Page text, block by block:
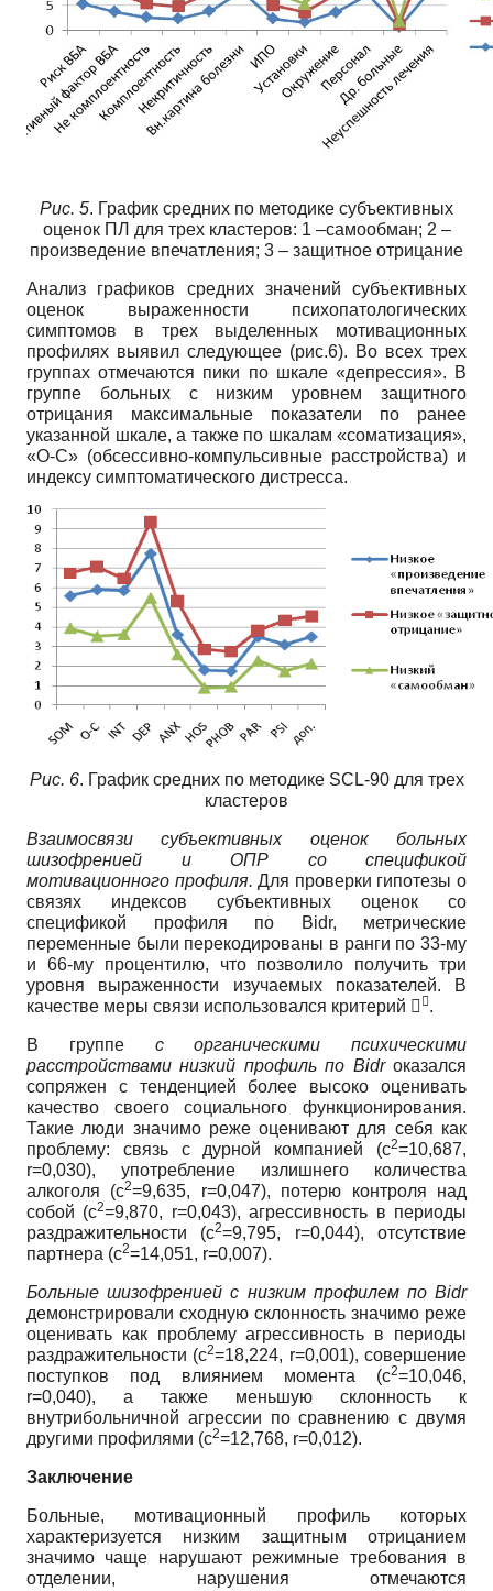
Рис. 5. График средних по методике субъективных
оценок ПЛ для трех кластеров: 1 –самообман; 2 –
произведение впечатления; 3 – защитное отрицание
Анализ графиков средних значений субъективных
оценок выраженности психопатологических
симптомов в трех выделенных мотивационных
профилях выявил следующее (рис.6). Во всех трех
группах отмечаются пики по шкале «депрессия». В
группе больных с низким уровнем защитного
отрицания максимальные показатели по ранее
указанной шкале, а также по шкалам «соматизация»,
«О-С» (обсессивно-компульсивные расстройства) и
индексу симптоматического дистресса.
Рис. 6. График средних по методике SCL-90 для трех
кластеров
Взаимосвязи субъективных оценок больных
шизофренией и ОПР со спецификой
мотивационного профиля. Для проверки гипотезы о
связях индексов субъективных оценок со
спецификой профиля по Bidr, метрические
переменные были перекодированы в ранги по 33-му
и 66-му процентилю, что позволило получить три
уровня выраженности изучаемых показателей. В
качестве меры связи использовался критерий  .
В группе с органическими психическими
расстройствами низкий профиль по Bidrоказался
сопряжен с тенденцией более высоко оценивать
качество своего социального функционирования.
Такие люди значимо реже оценивают для себя как
проблему: связь с дурной компанией (c2=10,687,
r=0,030), употребление излишнего количества
алкоголя (c2=9,635, r=0,047), потерю контроля над
собой (c2=9,870, r=0,043), агрессивность в периоды
раздражительности (c2=9,795, r=0,044), отсутствие
партнера (c2=14,051, r=0,007).
Больные шизофренией с низким профилем по Bidr
демонстрировали сходную склонность значимо реже
оценивать как проблему агрессивность в периоды
раздражительности (c2=18,224, r=0,001), совершение
поступков под влиянием момента (c2=10,046,
r=0,040), а также меньшую склонность к
внутрибольничной агрессии по сравнению с двумя
другими профилями (c2=12,768, r=0,012).
Заключение
Больные, мотивационный профиль которых
характеризуется низким защитным отрицанием
значимо чаще нарушают режимные требования в
отделении, нарушения отмечаются